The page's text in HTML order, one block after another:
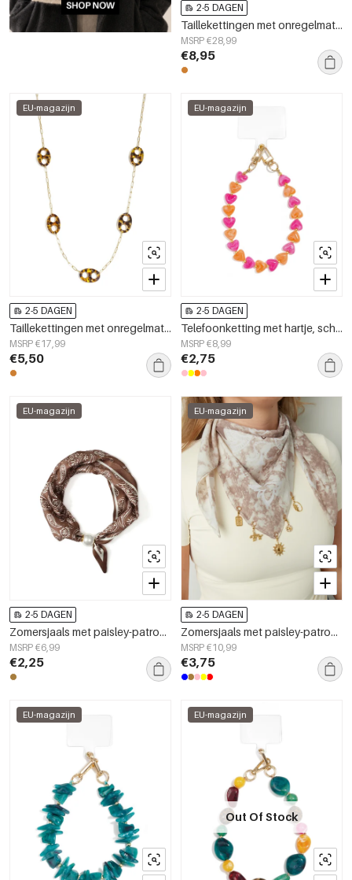
2-5 DAGEN
Taillekettingen met onregelmatige vorm, eenvoudige roestvrijstalen accessoires voor dagelijks gebruik.
MSRP €28,99
€8,95
EU-magazijn
2-5 DAGEN
Taillekettingen met onregelmatige vorm, eenvoudige roestvrijstalen accessoires voor dagelijks gebruik.
MSRP €17,99
€5,50
EU-magazijn
2-5 DAGEN
Telefoonketting met hartje, schattig, acryl, dagelijkse accessoires
MSRP €8,99
€2,75
EU-magazijn
2-5 DAGEN
Zomersjaals met paisley-patroon, casual, polyester, dagelijkse accessoires
MSRP €6,99
€2,25
EU-magazijn
2-5 DAGEN
Zomersjaals met paisley-patroon, katoenen sjaals voor dagelijks gebruik.
MSRP €10,99
€3,75
EU-magazijn EU-magazijn
Out Of Stock